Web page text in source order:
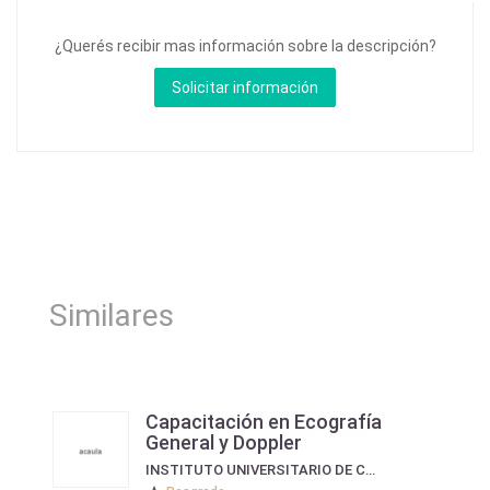
¿Querés recibir mas información sobre la descripción?
Similares
Capacitación en Ecografía
General y Doppler
INSTITUTO UNIVERSITARIO DE CIENCIAS DE LA SALUD FUNDACIÓN H. A. BARCELÓ